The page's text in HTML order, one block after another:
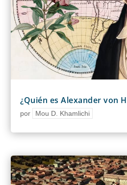
¿Quién es Alexander von
por Mou D. Khamlichi